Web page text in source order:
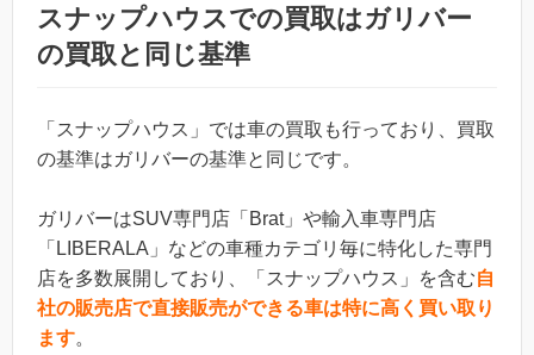
スナップハウスでの買取はガリバー
の買取と同じ基準
「スナップハウス」では車の買取も行っており、買取
の基準はガリバーの基準と同じです。
ガリバーはSUV専門店「Brat」や輸入車専門店
「LIBERALA」などの車種カテゴリ毎に特化した専門
店を多数展開しており、「スナップハウス」を含む自
社の販売店で直接販売ができる車は特に高く買い取り
ます。